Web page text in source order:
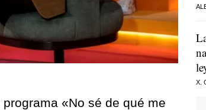
«No sé de qué me
X.